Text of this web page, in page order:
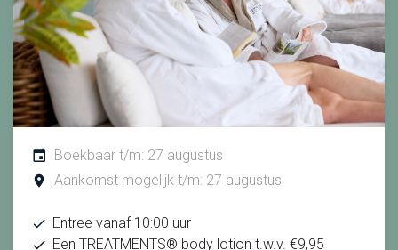
Boekbaar t/m: 27 augustus
Aankomst mogelijk t/m: 27 augustus
Entree vanaf 10:00 uur
Een TREATMENTS® body lotion t.w.v. €9,95